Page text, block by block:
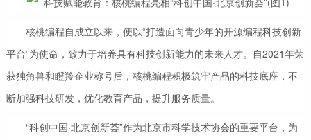
核桃编程自成立以来，便以“打造面向青少年的开源编程科技创新
平台”为使命，致力于培养具有科技创新能力的未来人才。自2021年荣
获独角兽和瞪羚企业称号后，核桃编程积极筑牢产品的科技底座，不
断加强科技研发，优化教育产品，提升服务质量。
“科创中国·北京创新荟”作为北京市科学技术协会的重要平台，为